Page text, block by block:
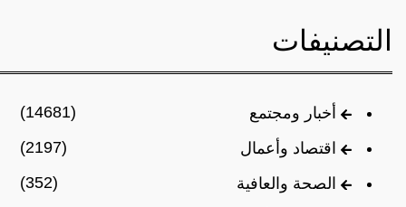
التصنيفات
أخبار ومجتمع
(14681)
اقتصاد وأعمال
(2197)
الصحة والعافية
(352)